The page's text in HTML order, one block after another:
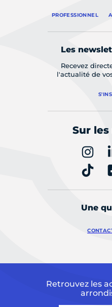
PROFESSIONNEL
Les
Recevez
l'actualité de
Sur
Une
Retrouvez les